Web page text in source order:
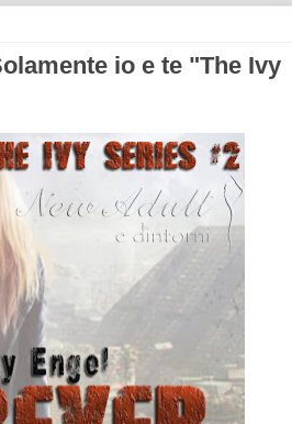
io e te "The Ivy